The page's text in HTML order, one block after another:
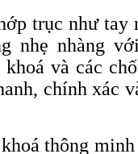
trục như tay
nhẹ nhàng
và các
chính xác
thông